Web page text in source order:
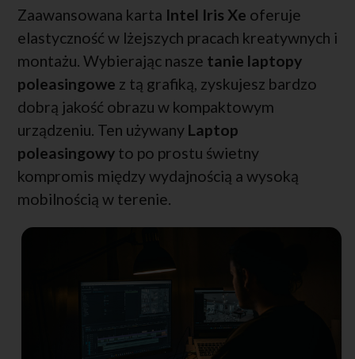
Zaawansowana karta Intel Iris Xe oferuje
elastyczność w lżejszych pracach kreatywnych i
montażu. Wybierając nasze tanie laptopy
poleasingowe z tą grafiką, zyskujesz bardzo
dobrą jakość obrazu w kompaktowym
urządzeniu. Ten używany Laptop
poleasingowy to po prostu świetny
kompromis między wydajnością a wysoką
mobilnością w terenie.